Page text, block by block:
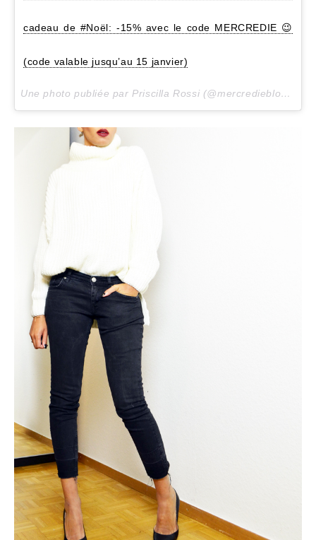
cadeau de #Noël: -15% avec le code MERCREDIE 😉
(code valable jusqu’au 15 janvier)
Une photo publiée par Priscilla Rossi (@mercredieblog) le